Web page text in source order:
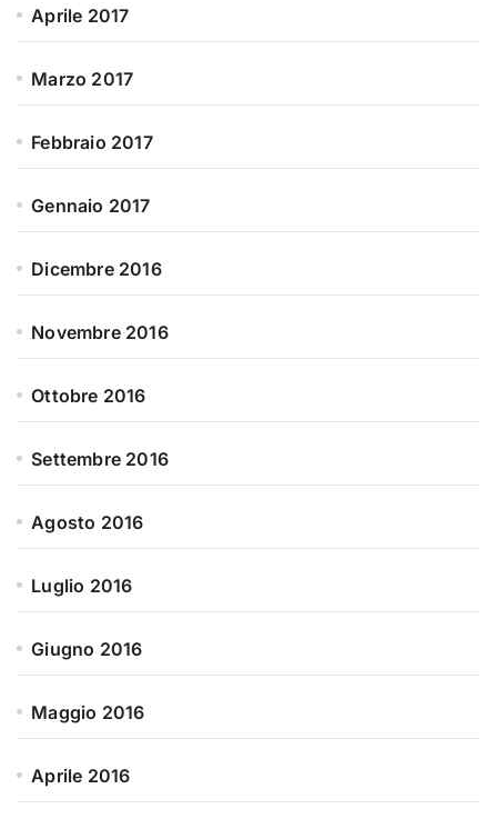
Aprile 2017
Marzo 2017
Febbraio 2017
Gennaio 2017
Dicembre 2016
Novembre 2016
Ottobre 2016
Settembre 2016
Agosto 2016
Luglio 2016
Giugno 2016
Maggio 2016
Aprile 2016